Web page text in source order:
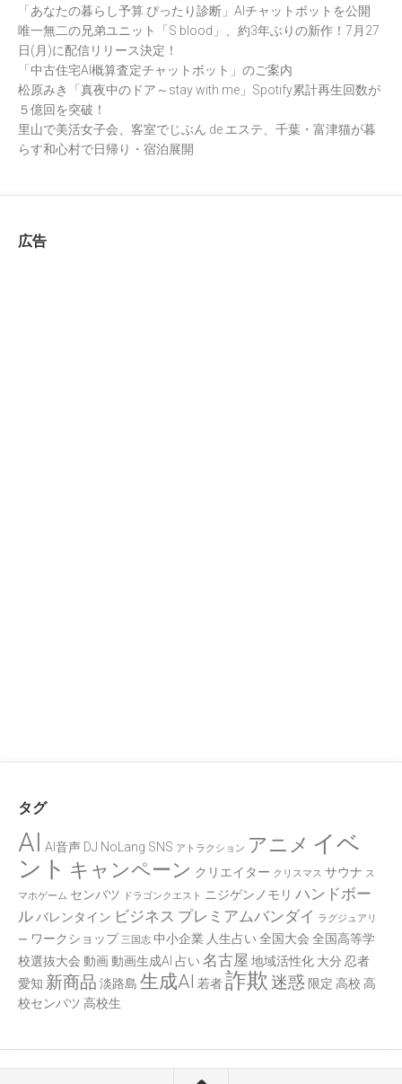
「あなたの暮らし予算 ぴったり診断」AIチャットボットを公開
唯一無二の兄弟ユニット「S blood」、約3年ぶりの新作！7月27
日(月)に配信リリース決定！
「中古住宅AI概算査定チャットボット」のご案内
松原みき「真夜中のドア～stay with me」Spotify累計再生回数が
５億回を突破！
里山で美活女子会、客室でじぶん de エステ、千葉・富津猫が暮
らす和心村で日帰り・宿泊展開
広告
タグ
AI AI音声 DJ NoLang SNS アトラクション アニメ イベ
ント キャンペーン クリエイター クリスマス サウナ ス
マホゲーム センバツ ドラゴンクエスト ニジゲンノモリ ハンドボー
ルバレンタイン ビジネス プレミアムバンダイ ラグジュアリ
ー ワークショップ 三国志 中小企業 人生占い 全国大会 全国高等学
校選抜大会 動画動画生成AI 占い 名古屋 地域活性化 大分 忍者
愛知 新商品 淡路島 生成AI 若者詐欺 迷惑 限定 高校 高
校センバツ 高校生